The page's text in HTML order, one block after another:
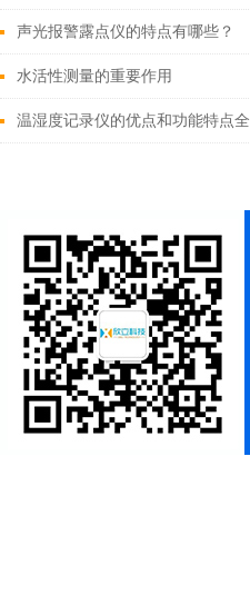
捷
声光报警露点仪的特点有哪些？
水活性测量的重要作用
温湿度记录仪的优点和功能特点全